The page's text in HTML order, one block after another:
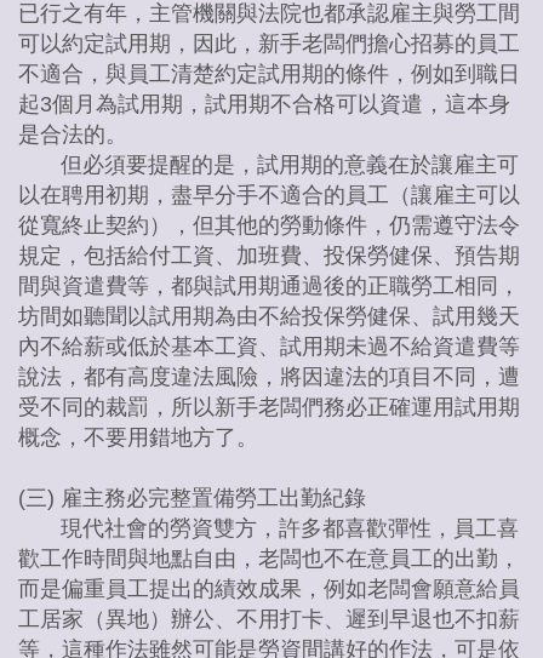
已行之有年，主管機關與法院也都承認雇主與勞工間
可以約定試用期，因此，新手老闆們擔心招募的員工
不適合，與員工清楚約定試用期的條件，例如到職日
起3個月為試用期，試用期不合格可以資遣，這本身
是合法的。
但必須要提醒的是，試用期的意義在於讓雇主可
以在聘用初期，盡早分手不適合的員工（讓雇主可以
從寬終止契約），但其他的勞動條件，仍需遵守法令
規定，包括給付工資、加班費、投保勞健保、預告期
間與資遣費等，都與試用期通過後的正職勞工相同，
坊間如聽聞以試用期為由不給投保勞健保、試用幾天
內不給薪或低於基本工資、試用期未過不給資遣費等
說法，都有高度違法風險，將因違法的項目不同，遭
受不同的裁罰，所以新手老闆們務必正確運用試用期
概念，不要用錯地方了。
(三) 雇主務必完整置備勞工出勤紀錄
現代社會的勞資雙方，許多都喜歡彈性，員工喜
歡工作時間與地點自由，老闆也不在意員工的出勤，
而是偏重員工提出的績效成果，例如老闆會願意給員
工居家（異地）辦公、不用打卡、遲到早退也不扣薪
等，這種作法雖然可能是勞資間講好的作法，可是依